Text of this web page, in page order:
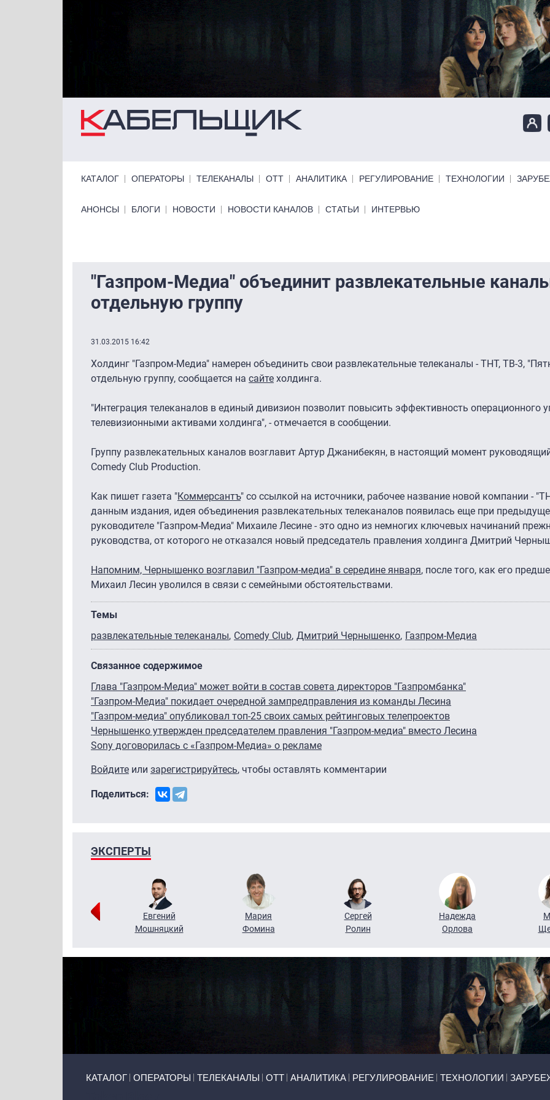
КАТАЛОГ ОПЕРАТОРЫ ТЕЛЕКАНАЛЫ ОТТ АНАЛИТИКА РЕГУЛИРОВАНИЕ ТЕХНОЛОГИИ
Primary links bottom
АНОНСЫ БЛОГИ НОВОСТИ НОВОСТИ КАНАЛОВ СТАТЬИ ИНТЕРВЬЮ
"Газпром-Медиа" объединит развлекательные
отдельную группу
31.03.2015 16:42
Холдинг "Газпром-Медиа" намерен объединить свои развлекательные телеканалы - ТНТ, ТВ-3,
отдельную группу, сообщается на сайте холдинга.
"Интеграция телеканалов в единый дивизион позволит повысить эффективность операционного
телевизионными активами холдинга", - отмечается в сообщении.
Группу развлекательных каналов возглавит Артур Джанибекян, в настоящий момент
Comedy Club Production.
Как пишет газета "Коммерсантъ" со ссылкой на источники, рабочее название новой компании -
данным издания, идея объединения развлекательных телеканалов появилась еще при
руководителе "Газпром-Медиа" Михаиле Лесине - это одно из немногих ключевых начинаний
руководства, от которого не отказался новый председатель правления холдинга Дмитрий
Напомним, Чернышенко возглавил "Газпром-медиа" в середине января, после того, как его
Михаил Лесин уволился в связи с семейными обстоятельствами.
Темы
развлекательные телеканалы Comedy Club Дмитрий Чернышенко Газпром-Медиа
Связанное содержимое
Глава "Газпром-Медиа" может войти в состав совета директоров "Газпромбанка"
"Газпром-Медиа" покидает очередной зампредправления из команды Лесина
"Газпром-медиа" опубликовал топ-25 своих самых рейтинговых телепроектов
Чернышенко утвержден председателем правления "Газпром-медиа" вместо Лесина
Sony договорилась с «Газпром-Медиа» о рекламе
Войдите или зарегистрируйтесь, чтобы оставлять комментарии
Поделиться:
ЭКСПЕРТЫ
Евгений
Мошняцкий
Мария
Фомина
Сергей
Ролин
Надежда
Орлова
КАТАЛОГ ОПЕРАТОРЫ ТЕЛЕКАНАЛЫ ОТТ АНАЛИТИКА РЕГУЛИРОВАНИЕ ТЕХНОЛОГИИ